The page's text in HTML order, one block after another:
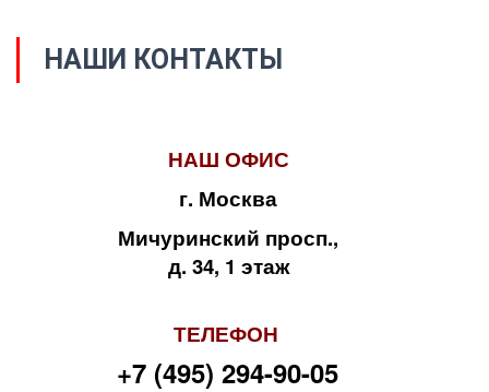
НАШИ КОНТАКТЫ
НАШ ОФИС
г. Москва
Мичуринский просп.,
д. 34, 1 этаж
ТЕЛЕФОН
+7 (495) 294-90-05